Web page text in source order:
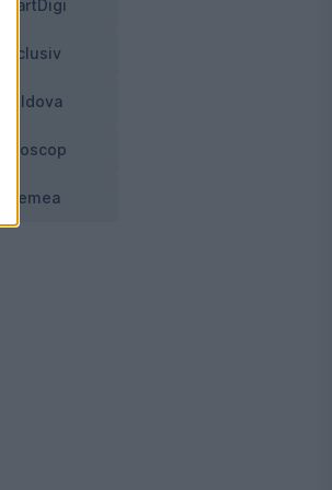
SmartDigi
Exclusiv
Moldova
Horoscop
Vremea